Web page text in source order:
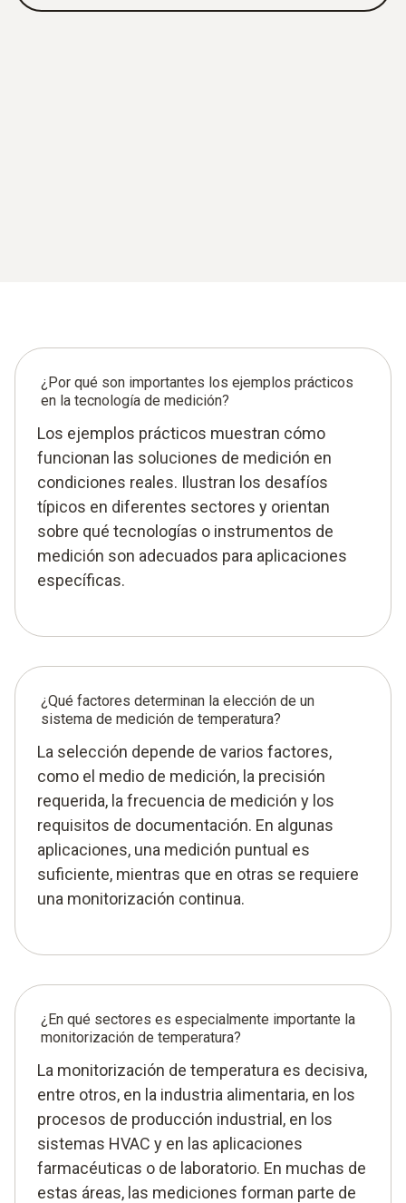
¿Por qué son importantes los ejemplos prácticos
en la tecnología de medición?
Los ejemplos prácticos muestran cómo
funcionan las soluciones de medición en
condiciones reales. Ilustran los desafíos
típicos en diferentes sectores y orientan
sobre qué tecnologías o instrumentos de
medición son adecuados para aplicaciones
específicas.
¿Qué factores determinan la elección de un
sistema de medición de temperatura?
La selección depende de varios factores,
como el medio de medición, la precisión
requerida, la frecuencia de medición y los
requisitos de documentación. En algunas
aplicaciones, una medición puntual es
suficiente, mientras que en otras se requiere
una monitorización continua.
¿En qué sectores es especialmente importante la
monitorización de temperatura?
La monitorización de temperatura es decisiva,
entre otros, en la industria alimentaria, en los
procesos de producción industrial, en los
sistemas HVAC y en las aplicaciones
farmacéuticas o de laboratorio. En muchas de
estas áreas, las mediciones forman parte de